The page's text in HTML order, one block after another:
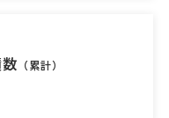
（累計）
OEM
依頼地域
子 [素材] [依頼・相談した
作成したいです。 [必要と